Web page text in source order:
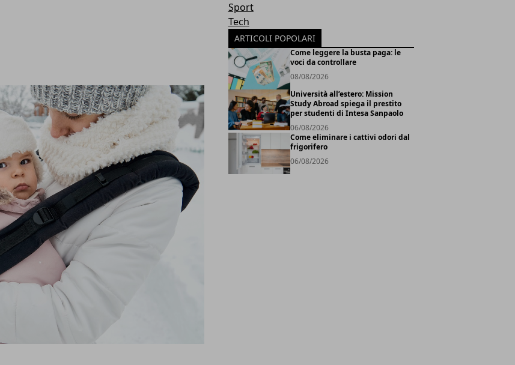
Sport
Tech
ARTICOLI POPOLARI
Come leggere la busta paga: le
voci da controllare
08/08/2026
Università all’estero: Mission
Study Abroad spiega il prestito
per studenti di Intesa Sanpaolo
06/08/2026
Come eliminare i cattivi odori dal
frigorifero
06/08/2026